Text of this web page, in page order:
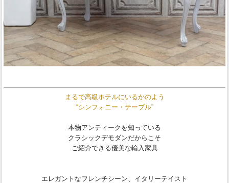
まるで高級ホテルにいるかのよう
“シンフォニー・テーブル”
本物アンティークを知っている
クラシックデモダンだからこそ
ご紹介できる優美な輸入家具
エレガントなフレンチシーン、イタリーテイスト